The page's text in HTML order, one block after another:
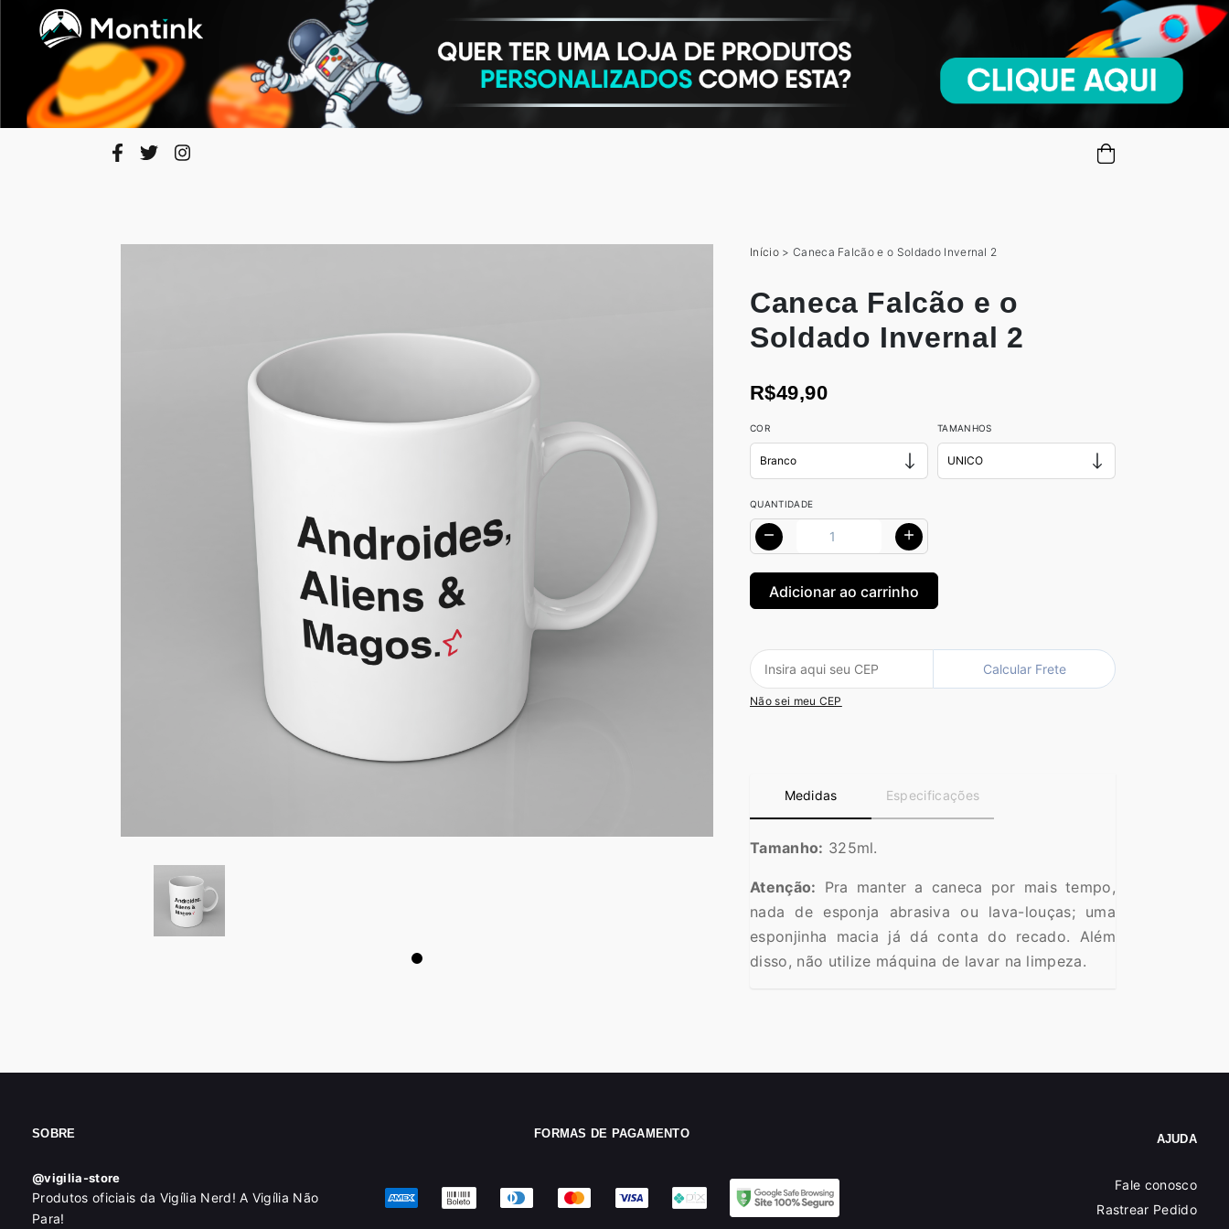
Início > Caneca Falcão e o Soldado Invernal 2
Caneca Falcão e o
Soldado Invernal 2
R$49,90
COR TAMANHOS
QUANTIDADE
Calcular Frete
Não sei meu CEP
Medidas Especificações
Tamanho: 325ml.
Atenção: Pra manter a caneca por mais tempo,
nada de esponja abrasiva ou lava-louças; uma
esponjinha macia já dá conta do recado. Além
disso, não utilize máquina de lavar na limpeza.
SOBRE
@vigilia-store
Produtos oficiais da Vigília Nerd! A Vigília Não
Para!
FORMAS DE PAGAMENTO AJUDA
Fale conosco
Rastrear Pedido